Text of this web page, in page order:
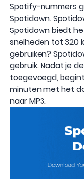
Spotify-nummers
Spotidown.
Spotidown biedt
snelheden tot 320
gebruiken?
gebruik. Nadat je
toegevoegd,
minuten met het
naar MP3.